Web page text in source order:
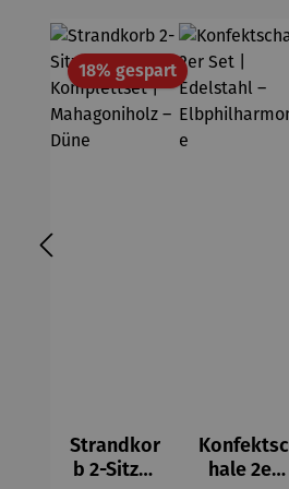
18% gespartRabatt
Strandkor
b 2-Sitzer
Konfektsc
hale 2er